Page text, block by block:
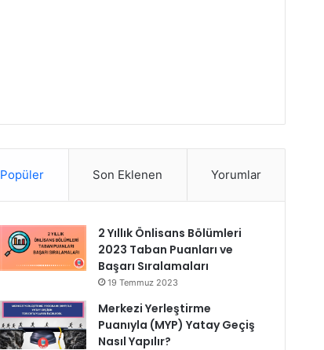
Popüler Son Eklenen Yorumlar
2 Yıllık Önlisans Bölümleri
2023 Taban Puanları ve
Başarı Sıralamaları
19 Temmuz 2023
Merkezi Yerleştirme
Puanıyla (MYP) Yatay Geçiş
Nasıl Yapılır?